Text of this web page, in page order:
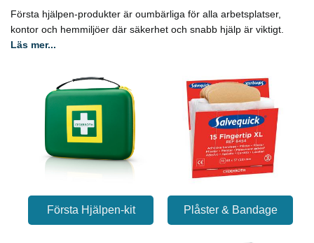
Första hjälpen-produkter är oumbärliga för alla arbetsplatser,
kontor och hemmiljöer där säkerhet och snabb hjälp är viktigt.
Läs mer...
Första Hjälpen-kit Plåster & Bandage